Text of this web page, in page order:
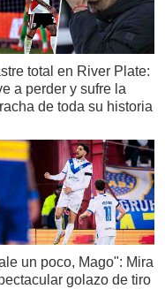
total en River Plate:
a perder y sufre la
de toda su historia
un poco, Mago": Mira
golazo de tiro